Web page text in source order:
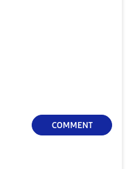
COMMENT